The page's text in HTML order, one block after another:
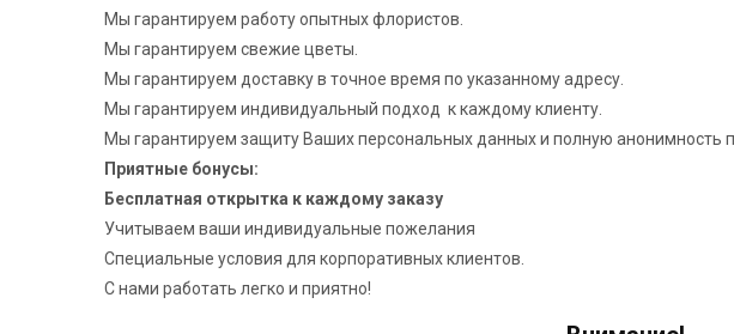
Мы гарантируем работу опытных флористов.
Мы гарантируем свежие цветы.
Мы гарантируем доставку в точное время по указанному адресу.
Мы гарантируем индивидуальный подход к каждому клиенту.
Мы гарантируем защиту Ваших персональных данных и полную анонимность
Приятные бонусы:
Бесплатная открытка к каждому заказу
Учитываем ваши индивидуальные пожелания
Специальные условия для корпоративных клиентов.
С нами работать легко и приятно!